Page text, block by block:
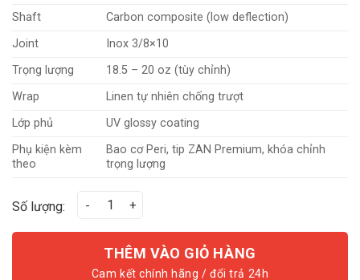
Shaft
Carbon composite (low deflection)
Joint
Inox 3/8×10
Trọng lượng
18.5 – 20 oz (tùy chỉnh)
Wrap
Linen tự nhiên chống trượt
Lớp phủ
UV glossy coating
Phụ kiện kèm
theo
Bao cơ Peri, tip ZAN Premium, khóa chỉnh
trọng lượng
Số lượng: Cơ ECLAT F4 số lượng
THÊM VÀO GIỎ HÀNG